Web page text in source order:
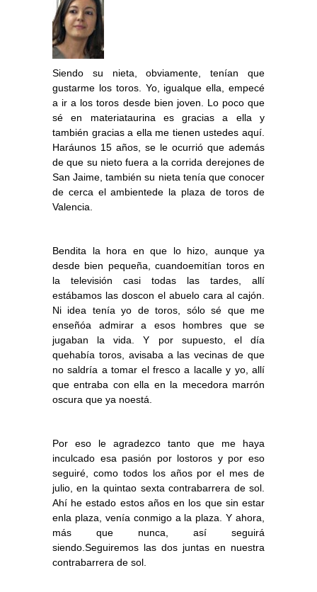
Siendo su nieta, obviamente, tenían que
gustarme los toros. Yo, igualque ella, empecé
a ir a los toros desde bien joven. Lo poco que
sé en materiataurina es gracias a ella y
también gracias a ella me tienen ustedes aquí.
Haráunos 15 años, se le ocurrió que además
de que su nieto fuera a la corrida derejones de
San Jaime, también su nieta tenía que conocer
de cerca el ambientede la plaza de toros de
Valencia.
Bendita la hora en que lo hizo, aunque ya
desde bien pequeña, cuandoemitían toros en
la televisión casi todas las tardes, allí
estábamos las doscon el abuelo cara al cajón.
Ni idea tenía yo de toros, sólo sé que me
enseñóa admirar a esos hombres que se
jugaban la vida. Y por supuesto, el día
quehabía toros, avisaba a las vecinas de que
no saldría a tomar el fresco a lacalle y yo, allí
que entraba con ella en la mecedora marrón
oscura que ya noestá.
Por eso le agradezco tanto que me haya
inculcado esa pasión por lostoros y por eso
seguiré, como todos los años por el mes de
julio, en la quintao sexta contrabarrera de sol.
Ahí he estado estos años en los que sin estar
enla plaza, venía conmigo a la plaza. Y ahora,
más que nunca, así seguirá
siendo.Seguiremos las dos juntas en nuestra
contrabarrera de sol.